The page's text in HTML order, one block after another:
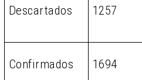
Descartados 1257
Confirmados 1694